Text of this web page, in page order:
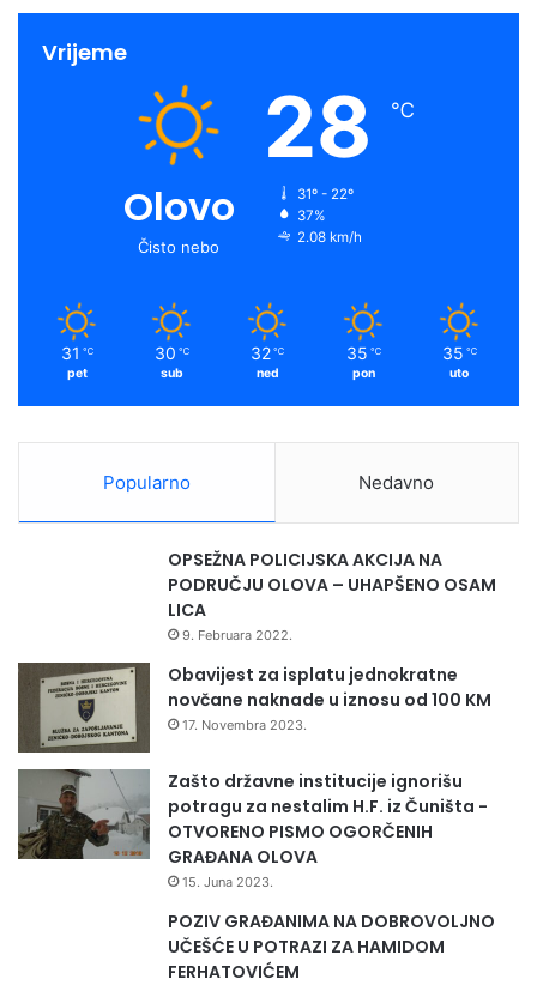
Vrijeme
Olovo
Čisto nebo
28 ℃
31º - 22º
37%
2.08 km/h
31 ℃
pet
30 ℃
sub
32 ℃
ned
35 ℃
pon
35 ℃
uto
Popularno Nedavno
OPSEŽNA POLICIJSKA AKCIJA NA
PODRUČJU OLOVA – UHAPŠENO OSAM
LICA
9. Februara 2022.
Obavijest za isplatu jednokratne
novčane naknade u iznosu od 100 KM
17. Novembra 2023.
Zašto državne institucije ignorišu
potragu za nestalim H.F. iz Čuništa -
OTVORENO PISMO OGORČENIH
GRAĐANA OLOVA
15. Juna 2023.
POZIV GRAĐANIMA NA DOBROVOLJNO
UČEŠĆE U POTRAZI ZA HAMIDOM
FERHATOVIĆEM